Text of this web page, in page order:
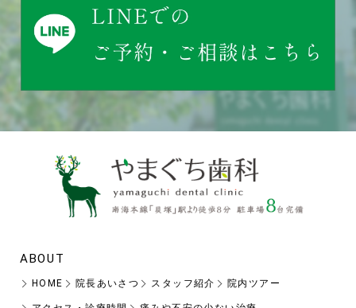
ABOUT
HOME 院長あいさつ スタッフ紹介 院内ツアー